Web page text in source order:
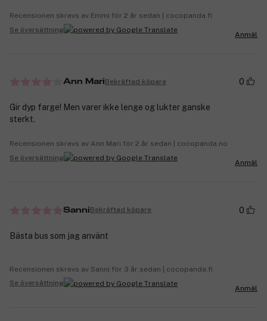
Recensionen skrevs av Emmi för 2 år sedan | cocopanda.fi
Se översättning
Anmäl
Ann MariBekräftad köpare 0
Gir dyp farge! Men varer ikke lenge og lukter ganske
sterkt.
Recensionen skrevs av Ann Mari för 2 år sedan | cocopanda.no
Se översättning
Anmäl
SanniBekräftad köpare 0
Bästa bus som jag använt
Recensionen skrevs av Sanni för 3 år sedan | cocopanda.fi
Se översättning
Anmäl